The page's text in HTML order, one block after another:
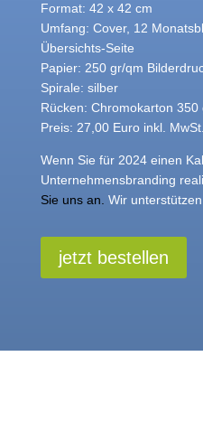
Format: 42 x 42 cm
Umfang: Cover, 12
Übersichts-Seite
Papier: 250 gr/qm
Spirale: silber
Rücken: Chromokarton 350
Preis: 27,00 Euro inkl. MwSt.
Wenn Sie für 2024 einen
Unternehmensbranding
Sie uns an Wir
jetzt bestellen